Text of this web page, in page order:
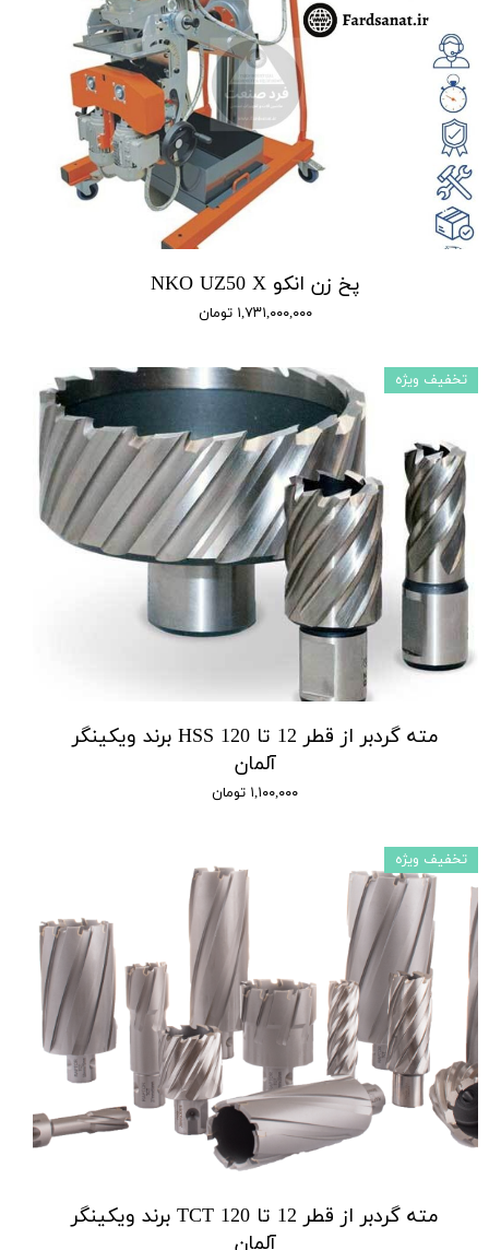
پخ زن انکو NKO UZ50 X
۱,۷۳۱,۰۰۰,۰۰۰ تومان
مته گردبر از قطر 12 تا 120 HSS برند ویکینگر
آلمان
۱,۱۰۰,۰۰۰ تومان
تخفیف ویژه
مته گردبر از قطر 12 تا 120 TCT برند ویکینگر
آلمان
تخفیف ویژه